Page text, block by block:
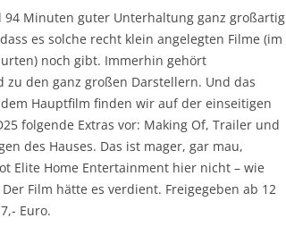
Minuten guter Unterhaltung ganz großartig
es solche recht klein angelegten Filme (im
noch gibt. Immerhin gehört
den ganz großen Darstellern. Und das
Hauptfilm finden wir auf der einseitigen
folgende Extras vor: Making Of, Trailer und
des Hauses. Das ist mager, gar mau,
Elite Home Entertainment hier nicht – wie
Film hätte es verdient. Freigegeben ab 12
Euro.